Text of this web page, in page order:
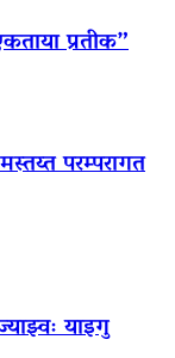
प्रतीक”
परम्परागत
याइगु